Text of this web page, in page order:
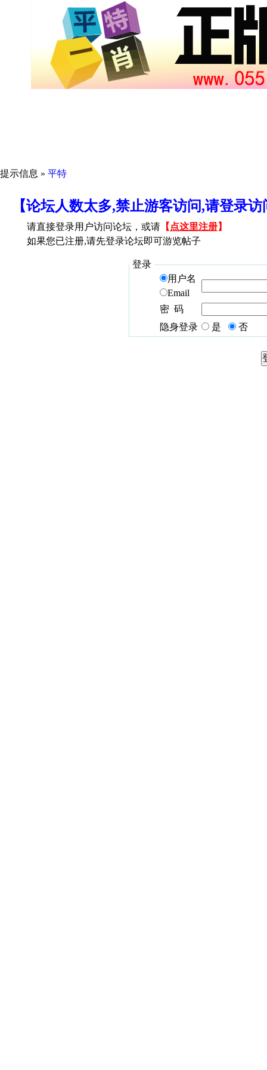
提示信息 » 平特
【论坛人数太多,禁止游客访问,请登录
请直接登录用户访问论坛，或请 【 点这里注册】
如果您已注册,请先登录论坛即可游览帖子
登录
用户名
Email
密 码
隐身登录
是 否